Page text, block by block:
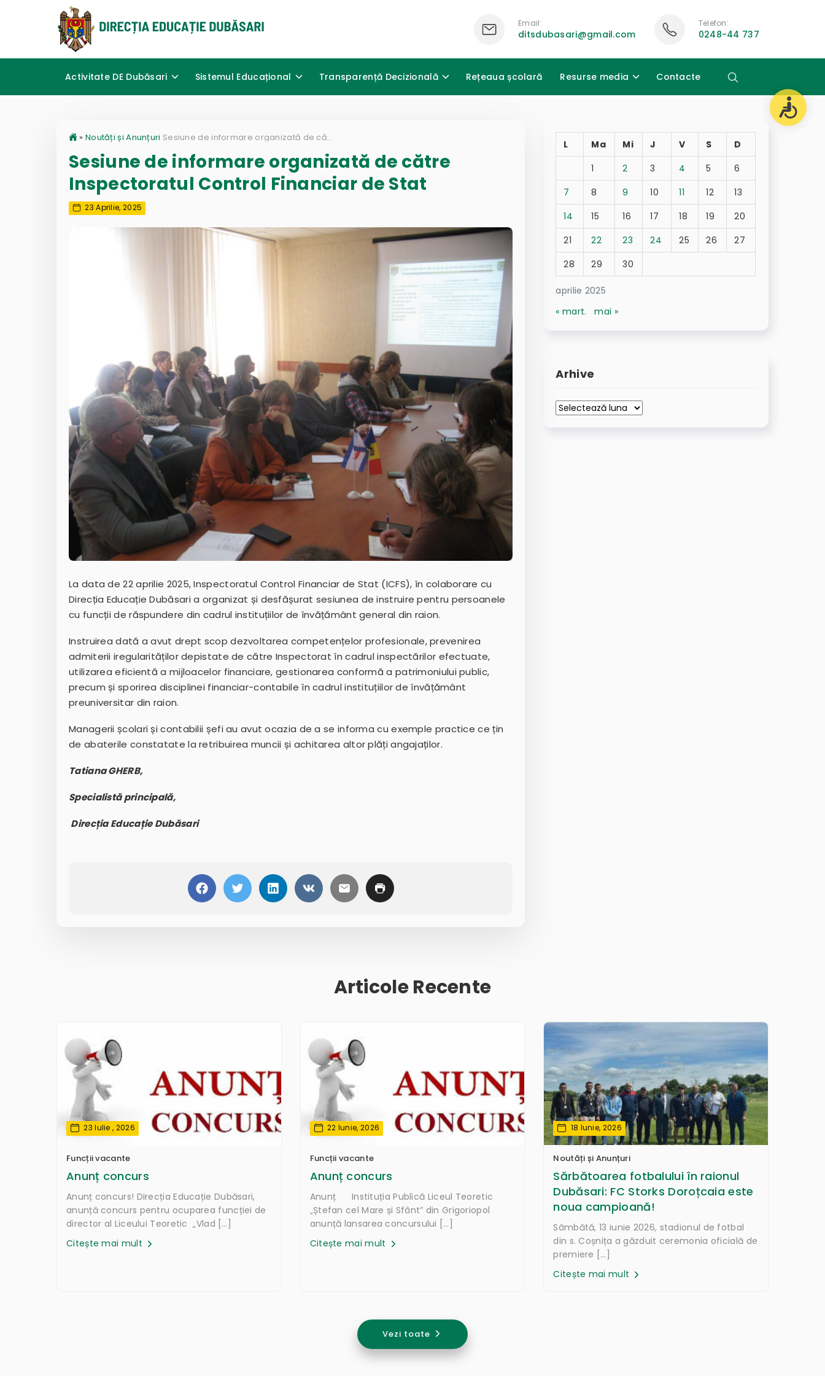
Email:
ditsdubasari@gmail.com
Telefon:
0248-44 737
Activitate DE Dubăsari Sistemul Educațional Transparență Decizională Rețeaua școlară Resurse media Contacte
» Noutăți și Anunțuri Sesiune de informare organizată de către Inspectoratul Control Financiar de Stat
Sesiune de informare organizată de către
Inspectoratul Control Financiar de Stat
23 Aprilie, 2025
La data de 22 aprilie 2025, Inspectoratul Control Financiar de Stat (ICFS), în colaborare cu
Direcția Educație Dubăsari a organizat și desfășurat sesiunea de instruire pentru persoanele
cu funcții de răspundere din cadrul instituțiilor de învățământ general din raion.
Instruirea dată a avut drept scop dezvoltarea competențelor profesionale, prevenirea
admiterii iregularităților depistate de către Inspectorat în cadrul inspectărilor efectuate,
utilizarea eficientă a mijloacelor financiare, gestionarea conformă a patrimoniului public,
precum și sporirea disciplinei financiar-contabile în cadrul instituțiilor de învățământ
preuniversitar din raion.
Managerii școlari și contabilii șefi au avut ocazia de a se informa cu exemple practice ce țin
de abaterile constatate la retribuirea muncii și achitarea altor plăți angajaților.
Tatiana GHERB,
Specialistă principală,
Direcția Educație Dubăsari
aprilie 2025
L Ma Mi J V S
D
1
2 3 4 5
6
7
8 9 10 11 12
13
14
15 16 17 18 19
20
21
22 23 24 25 26
27
28
29 30
« mart. mai »
Arhive
Arhive
Articole Recente
23 Iulie , 2026
Funcții vacante
Anunț concurs
Anunț concurs! Direcția Educație Dubăsari,
anunță concurs pentru ocuparea funcției de
director al Liceului Teoretic „Vlad […]
Citește mai mult
22 Iunie, 2026
Funcții vacante
Anunț concurs
Anunț Instituția Publică Liceul Teoretic
„Ștefan cel Mare și Sfânt” din Grigoriopol
anunță lansarea concursului […]
Citește mai mult
18 Iunie, 2026
Noutăți și Anunțuri
Sărbătoarea fotbalului în raionul
Dubăsari: FC Storks Doroțcaia este
noua campioană!
Sâmbătă, 13 iunie 2026, stadionul de fotbal
din s. Coșnița a găzduit ceremonia oficială de
premiere […]
Citește mai mult
Vezi toate